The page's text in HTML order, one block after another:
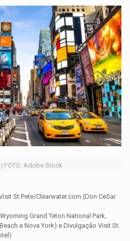
FOTO: Adobe Stock
St.Pete/Clearwater.com (Don CeSar
Grand Teton National Park,
e Nova York) e Divulgação Visit St.